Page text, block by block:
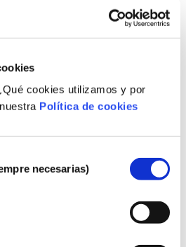
cookies utilizamos y por
Política de cookies
necesarias)
están sujetos a
a los ingredientes
UE.
cosméticos
la seguridad de los